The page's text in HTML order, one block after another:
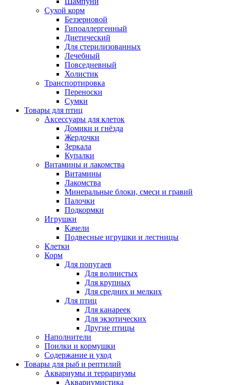
Сухой корм
Беззерновой
Гипоаллергенный
Диетический
Для стерилизованных
Лечебный
Повседневный
Холистик
Транспортировка
Переноски
Сумки
Товары для птиц
Аксессуары для клеток
Домики и гнёзда
Жердочки
Зеркала
Купалки
Витамины и лакомства
Витамины
Лакомства
Минеральные блоки, смеси и гравий
Палочки
Подкормки
Игрушки
Качели
Подвесные игрушки и лестницы
Клетки
Корм
Для попугаев
Для волнистых
Для крупных
Для средних и мелких
Для птиц
Для канареек
Для экзотических
Другие птицы
Наполнители
Поилки и кормушки
Содержание и уход
Товары для рыб и рептилий
Аквариумы и террариумы
Аквариумистика